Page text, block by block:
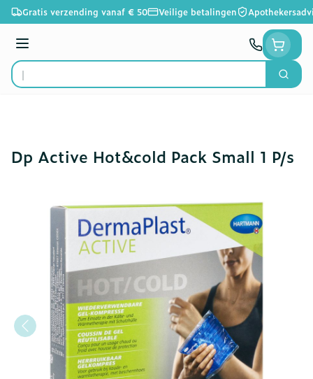
Ga naar de inhoud
Gratis verzending vanaf € 50 Veilige betalingen
Menu
Product, merk, categorie...
Zoek
Dp Active Hot&cold Pack Small 1 P/s